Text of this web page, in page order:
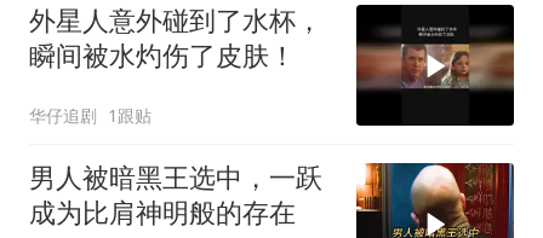
外星人意外碰到了水杯，
瞬间被水灼伤了皮肤！
华仔追剧 1跟贴
男人被暗黑王选中，一跃
成为比肩神明般的存在